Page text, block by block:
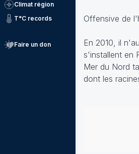
Climat région
T°C records
Faire un don
Offensive de
En 2010, il
s'installent en
Mer du Nord
dont les